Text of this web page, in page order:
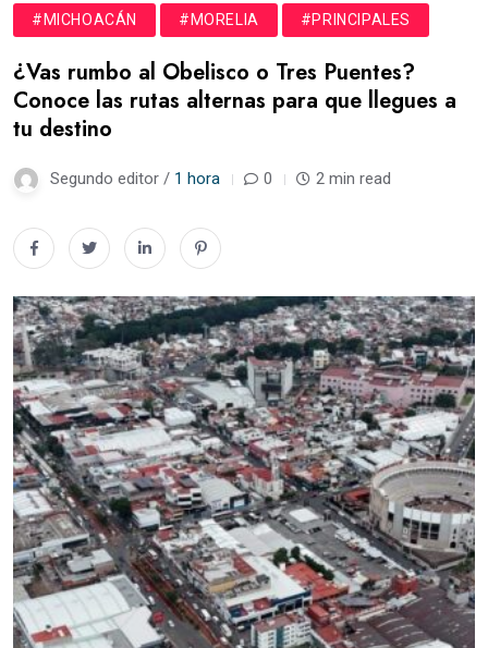
#MICHOACÁN #MORELIA #PRINCIPALES
¿Vas rumbo al Obelisco o Tres Puentes?
Conoce las rutas alternas para que llegues a
tu destino
Segundo editor / 1 hora 0 2 min read